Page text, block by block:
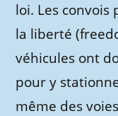
loi. Les
la liberté
véhicules ont
pour y
même des